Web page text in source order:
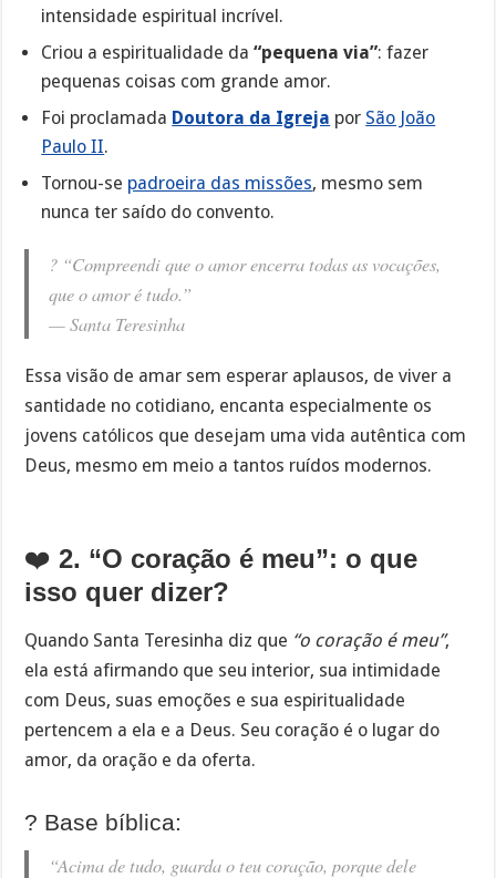
intensidade espiritual incrível.
Criou a espiritualidade da“pequena via”: fazer
pequenas coisas com grande amor.
Foi proclamada Doutora da Igreja por São João
Paulo II.
Tornou-se padroeira das missões, mesmo sem
nunca ter saído do convento.
? “Compreendi que o amor encerra todas as vocações,
que o amor é tudo.”
—Santa Teresinha
Essa visão de amar sem esperar aplausos, de viver a
santidade no cotidiano, encanta especialmente os
jovens católicos que desejam uma vida autêntica com
Deus, mesmo em meio a tantos ruídos modernos.
❤️2. “O coração é meu”: o que
isso quer dizer?
Quando Santa Teresinha diz que “o coração é meu”,
ela está afirmando que seu interior, sua intimidade
com Deus, suas emoções e sua espiritualidade
pertencem a ela e a Deus. Seu coração é o lugar do
amor, da oração e da oferta.
? Base bíblica:
“Acima de tudo, guarda o teu coração, porque dele